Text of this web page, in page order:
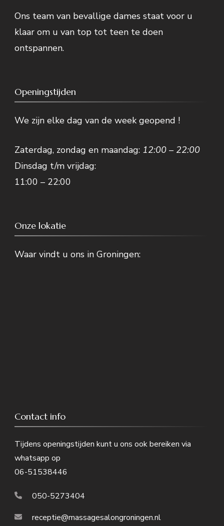
Ons team van bevallige dames staat voor u
klaar om u van top tot teen te doen
ontspannen.
Openingstijden
We zijn elke dag van de week geopend !
Zaterdag, zondag en maandag: 12:00 – 22:00
Dinsdag t/m vrijdag:
11:00 – 22:00
Onze lokatie
Waar vindt u ons in Groningen:
Contact info
Tijdens openingstijden kunt u ons ook bereiken via
whatsapp op
06-51538446
050-5273404
receptie@massagesalongroningen.nl